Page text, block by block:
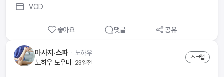
랐습니다｜SKG G7 Pro-Fold 솔직 후기
VOD
좋아요 댓글 공유
마사지·스파 ᆞ 노하우
노하우 도우미
23일전
스크랩